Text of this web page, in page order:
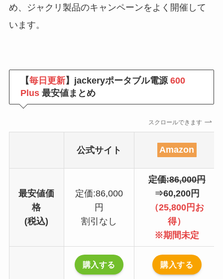
め、ジャクリ製品のキャンペーンをよく開催して
います。
【毎日更新】jackeryポータブル電源600
Plus 最安値まとめ
スクロールできます
公式サイト Amazon
最安値価
格
(税込)
定価:86,000
円
割引なし
定価:86,000円
⇒60,200円
（25,800円お
得）
※期間未定
購入する 購入する